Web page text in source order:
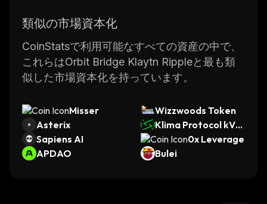
類似の市場資本化
CoinStatsで利用可能なすべての資産の中で、
これらはOrbit Bridge Klaytn Rippleと最も類
似した市場資本化を持っています。
Misser
Wizzwoods Token
Asterix
Klima Protocol kVC
M
Sapiens AI
0x Leverage
APDAO
Bulei